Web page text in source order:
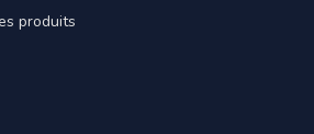
produits